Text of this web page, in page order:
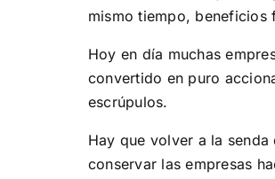
mismo tiempo, beneficios
Hoy en día muchas
convertido en puro
escrúpulos.
Hay que volver a la senda
conservar las empresas